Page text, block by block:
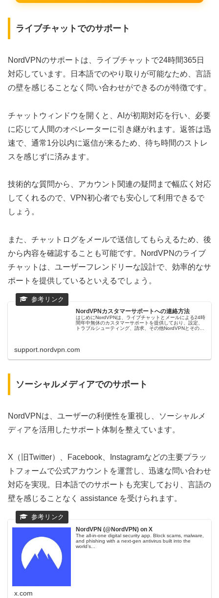
ライブチャットでのサポート
NordVPNのサポートは、ライブチャットで24時間365日
対応しています。日本語でのやり取りが可能なため、言語
の壁を感じることなく問い合わせができるのが特徴です。
チャットウィンドウを開くと、AIが初期対応を行い、必要
に応じて人間のオペレーターに引き継がれます。返答は迅
速で、通常1分以内に返信が来るため、待ち時間のストレ
スを感じずに済みます。
技術的な質問から、アカウント関連の疑問まで幅広く対応
してくれるので、VPN初心者でも安心して利用できるで
しょう。
また、チャットログをメールで送信してもらえるため、後
から内容を確認することも可能です。NordVPNのライブ
チャットは、ユーザーフレンドリーな設計で、効率的なサ
ポートを提供しているといえるでしょう。
NordVPNカスタマーサポートへの連絡方法
はじめにNordVPNは、ライブチャットとメールによる24時
間年中無休のカスタマーサポートを提供しており、設定、
トラブルシューティング、請求、その他NordVPNとそのサ
support.nordvpn.com
ソーシャルメディアでのサポート
NordVPNは、ユーザーの利便性を重視し、ソーシャルメ
ディアを活用したサポート体制を整えています。
X（旧Twitter）、Facebook、Instagramなどの主要プラッ
トフォームで公式アカウントを運営し、迅速な問い合わせ
対応を実現。日本語でのサポートも充実しており、言語の
壁を感じることなく assistance を受けられます。
NordVPN (@NordVPN) on X
The all-in-one digital security app. Block scams, malware,
and phishing with a next-gen antivirus built into the
world’s...
x.com